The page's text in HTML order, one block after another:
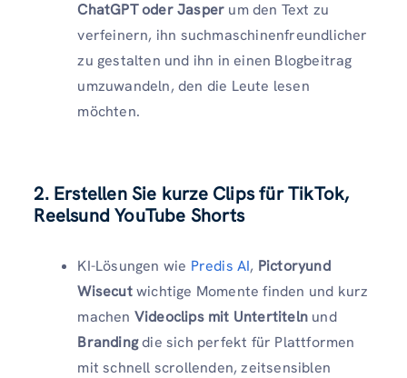
ChatGPT oder Jasper um den Text zu
verfeinern, ihn suchmaschinenfreundlicher
zu gestalten und ihn in einen Blogbeitrag
umzuwandeln, den die Leute lesen
möchten.
2. Erstellen Sie kurze Clips für TikTok,
Reelsund YouTube Shorts
KI-Lösungen wie Predis AI, Pictoryund
Wisecutwichtige Momente finden und kurz
machen Videoclips mit Untertiteln und
Brandingdie sich perfekt für Plattformen
mit schnell scrollenden, zeitsensiblen